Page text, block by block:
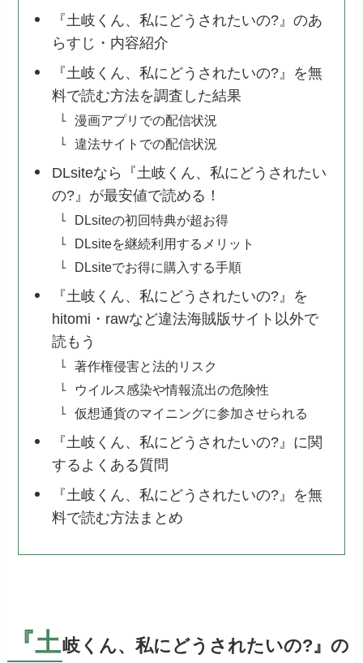
『土岐くん、私にどうされたいの?』のあ
らすじ・内容紹介
『土岐くん、私にどうされたいの?』を無
料で読む方法を調査した結果
漫画アプリでの配信状況
違法サイトでの配信状況
DLsiteなら『土岐くん、私にどうされたい
の?』が最安値で読める！
DLsiteの初回特典が超お得
DLsiteを継続利用するメリット
DLsiteでお得に購入する手順
『土岐くん、私にどうされたいの?』を
hitomi・rawなど違法海賊版サイト以外で
読もう
著作権侵害と法的リスク
ウイルス感染や情報流出の危険性
仮想通貨のマイニングに参加させられる
『土岐くん、私にどうされたいの?』に関
するよくある質問
『土岐くん、私にどうされたいの?』を無
料で読む方法まとめ
『土岐くん、私にどうされたいの?』の